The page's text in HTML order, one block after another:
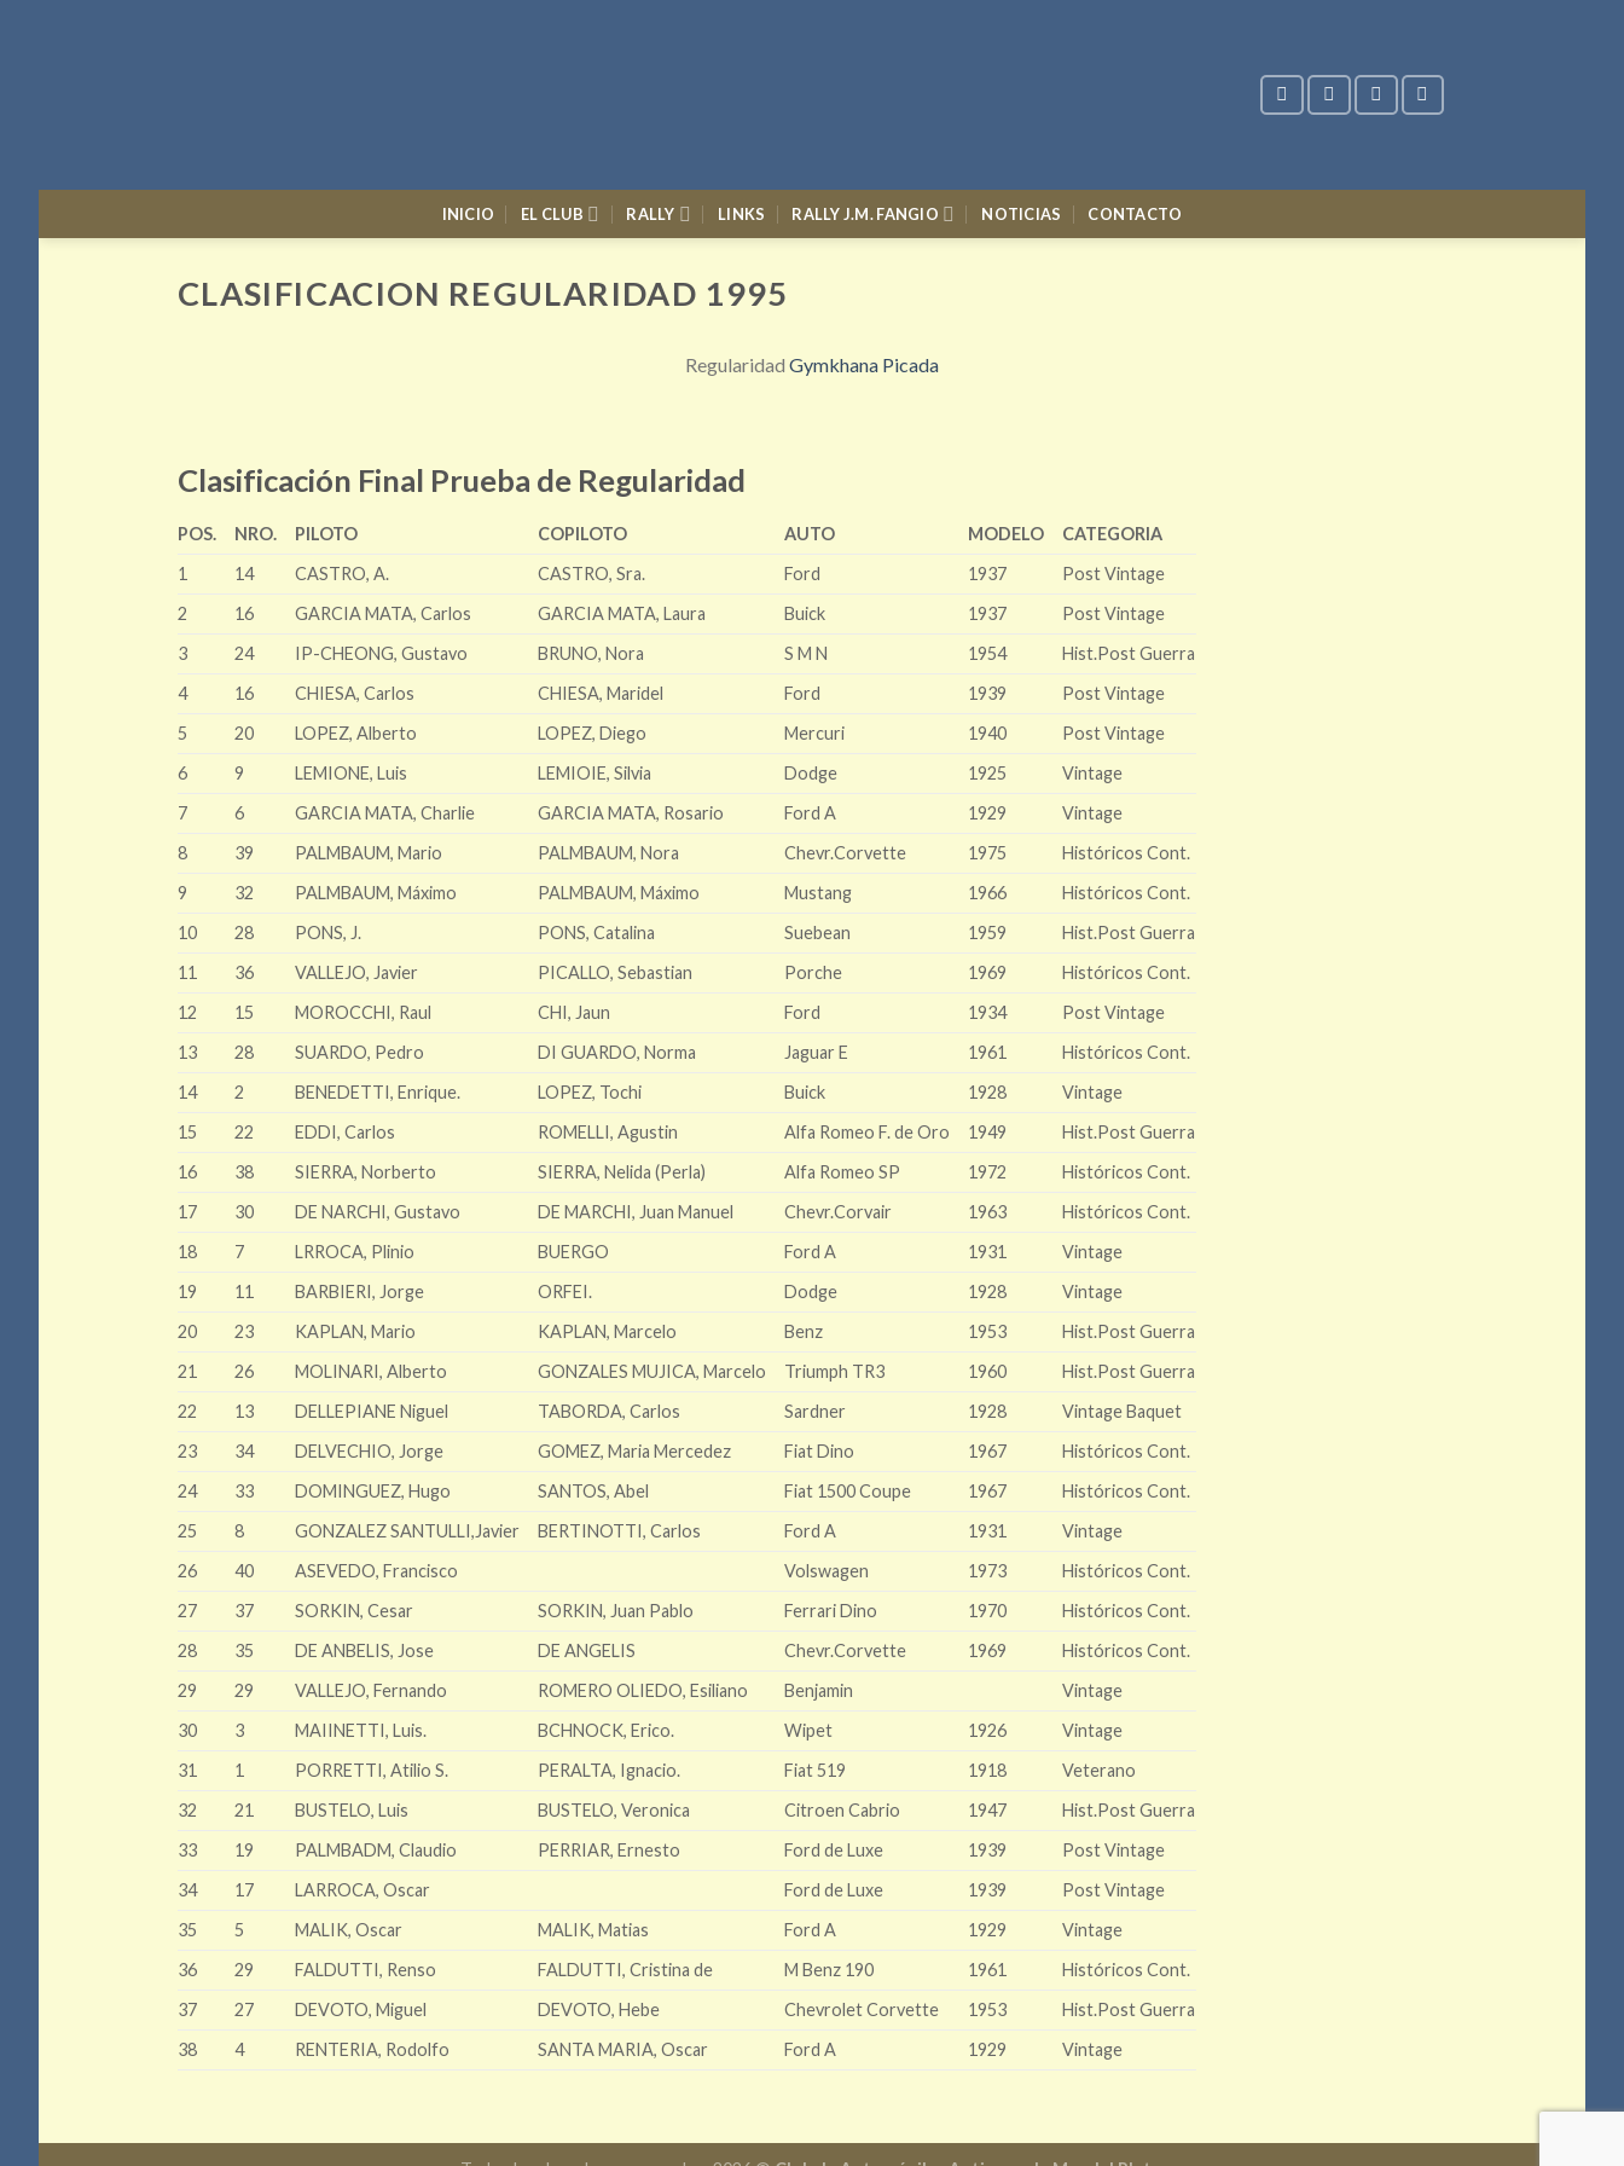
INICIO EL CLUB RALLY LINKS RALLY J.M. FANGIO NOTICIAS CONTACTO
CLASIFICACION REGULARIDAD 1995
Regularidad Gymkhana Picada
Clasificación Final Prueba de Regularidad
POS. NRO. PILOTO COPILOTO AUTO MODELO
CATEGORIA
1
14 CASTRO, A. CASTRO, Sra. Ford 1937
Post Vintage
2
16 GARCIA MATA, Carlos GARCIA MATA, Laura Buick 1937
Post Vintage
3
24 IP-CHEONG, Gustavo BRUNO, Nora S M N 1954
Hist.Post Guerra
4
16 CHIESA, Carlos CHIESA, Maridel Ford 1939
Post Vintage
5
20 LOPEZ, Alberto LOPEZ, Diego Mercuri 1940
Post Vintage
6
9 LEMIONE, Luis LEMIOIE, Silvia Dodge 1925
Vintage
7
6 GARCIA MATA, Charlie GARCIA MATA, Rosario Ford A 1929
Vintage
8
39 PALMBAUM, Mario PALMBAUM, Nora Chevr.Corvette 1975
Históricos Cont.
9
32 PALMBAUM, Máximo PALMBAUM, Máximo Mustang 1966
Históricos Cont.
10
28 PONS, J. PONS, Catalina Suebean 1959
Hist.Post Guerra
11
36 VALLEJO, Javier PICALLO, Sebastian Porche 1969
Históricos Cont.
12
15 MOROCCHI, Raul CHI, Jaun Ford 1934
Post Vintage
13
28 SUARDO, Pedro DI GUARDO, Norma Jaguar E 1961
Históricos Cont.
14
2 BENEDETTI, Enrique. LOPEZ, Tochi Buick 1928
Vintage
15
22 EDDI, Carlos ROMELLI, Agustin Alfa Romeo F. de Oro 1949
Hist.Post Guerra
16
38 SIERRA, Norberto SIERRA, Nelida (Perla) Alfa Romeo SP 1972
Históricos Cont.
17
30 DE NARCHI, Gustavo DE MARCHI, Juan Manuel Chevr.Corvair 1963
Históricos Cont.
18
7 LRROCA, Plinio BUERGO Ford A 1931
Vintage
19
11 BARBIERI, Jorge ORFEI. Dodge 1928
Vintage
20
23 KAPLAN, Mario KAPLAN, Marcelo Benz 1953
Hist.Post Guerra
21
26 MOLINARI, Alberto GONZALES MUJICA, Marcelo Triumph TR3 1960
Hist.Post Guerra
22
13 DELLEPIANE Niguel TABORDA, Carlos Sardner 1928
Vintage Baquet
23
34 DELVECHIO, Jorge GOMEZ, Maria Mercedez Fiat Dino 1967
Históricos Cont.
24
33 DOMINGUEZ, Hugo SANTOS, Abel Fiat 1500 Coupe 1967
Históricos Cont.
25
8 GONZALEZ SANTULLI,Javier BERTINOTTI, Carlos Ford A 1931
Vintage
26
40 ASEVEDO, Francisco Volswagen 1973
Históricos Cont.
27
37 SORKIN, Cesar SORKIN, Juan Pablo Ferrari Dino 1970
Históricos Cont.
28
35 DE ANBELIS, Jose DE ANGELIS Chevr.Corvette 1969
Históricos Cont.
29
29 VALLEJO, Fernando ROMERO OLIEDO, Esiliano Benjamin
Vintage
30
3 MAIINETTI, Luis. BCHNOCK, Erico. Wipet 1926
Vintage
31
1 PORRETTI, Atilio S. PERALTA, Ignacio. Fiat 519 1918
Veterano
32
21 BUSTELO, Luis BUSTELO, Veronica Citroen Cabrio 1947
Hist.Post Guerra
33
19 PALMBADM, Claudio PERRIAR, Ernesto Ford de Luxe 1939
Post Vintage
34
17 LARROCA, Oscar Ford de Luxe 1939
Post Vintage
35
5 MALIK, Oscar MALIK, Matias Ford A 1929
Vintage
36
29 FALDUTTI, Renso FALDUTTI, Cristina de M Benz 190 1961
Históricos Cont.
37
27 DEVOTO, Miguel DEVOTO, Hebe Chevrolet Corvette 1953
Hist.Post Guerra
38
4 RENTERIA, Rodolfo SANTA MARIA, Oscar Ford A 1929 Vintage